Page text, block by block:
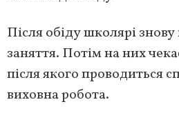
Після обіду школярі
заняття. Потім на них
після якого проводиться
виховна робота.